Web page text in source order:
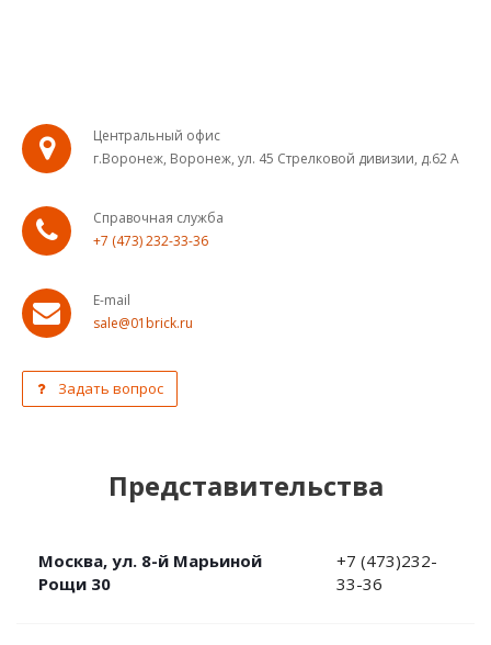
Центральный офис
г.Воронеж, Воронеж, ул. 45 Стрелковой дивизии, д.62 А
Справочная служба
+7 (473) 232-33-36
E-mail
sale@01brick.ru
Задать вопрос
Представительства
Москва, ул. 8-й Марьиной
Рощи 30
+7 (473)232-
33-36